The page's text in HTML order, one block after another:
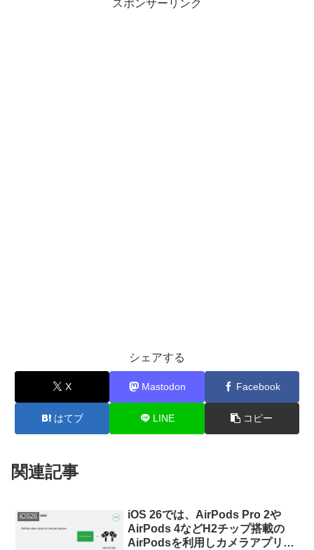
スポンサーリンク
シェアする
X Mastodon Facebook
はてブ LINE コピー
関連記事
iOS26
iOS 26では、AirPods Pro 2や
AirPods 4などH2チップ搭載の
AirPodsを利用しカメラアプリの